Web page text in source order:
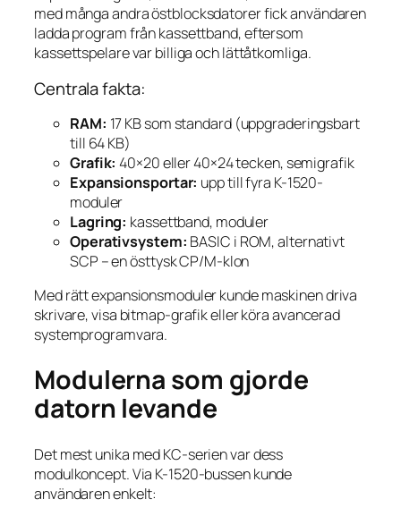
med många andra östblocksdatorer fick användaren
ladda program från kassettband, eftersom
kassettspelare var billiga och lättåtkomliga.
Centrala fakta:
RAM: 17 KB som standard (uppgraderingsbart
till 64 KB)
Grafik: 40×20 eller 40×24 tecken, semigrafik
Expansionsportar: upp till fyra K-1520-
moduler
Lagring: kassettband, moduler
Operativsystem: BASIC i ROM, alternativt
SCP – en östtysk CP/M-klon
Med rätt expansionsmoduler kunde maskinen driva
skrivare, visa bitmap-grafik eller köra avancerad
systemprogramvara.
Modulerna som gjorde
datorn levande
Det mest unika med KC-serien var dess
modulkoncept. Via K-1520-bussen kunde
användaren enkelt: